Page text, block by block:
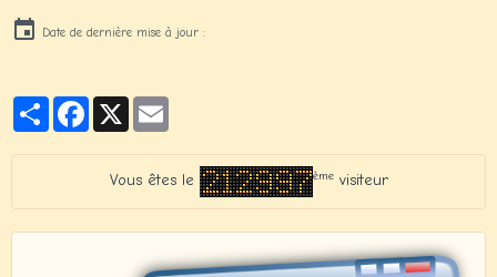
Date de dernière mise à jour :
PartagerFacebook
X
Vous êtes le èmevisiteur